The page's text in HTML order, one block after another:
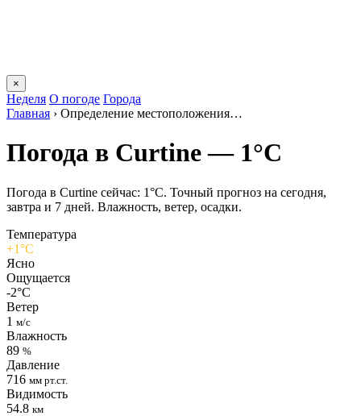
×
Неделя О погоде Города
Главная › Определение местоположения…
Погода в Curtinе — 1°C
Погода в Curtinе сейчас: 1°C. Точный прогноз на сегодня,
завтра и 7 дней. Влажность, ветер, осадки.
Температура
+1°C
Ясно
Ощущается
-2°C
Ветер
1 м/с
Влажность
89 %
Давление
716 мм рт.ст.
Видимость
54.8 км